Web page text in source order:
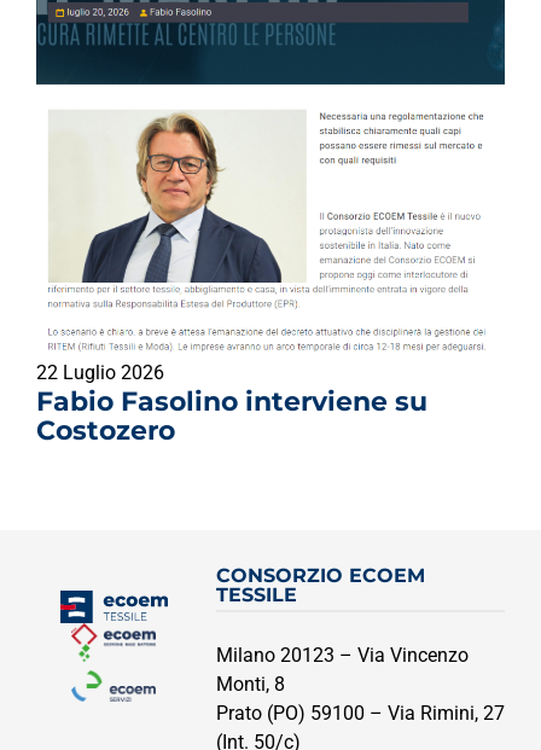
22 Luglio 2026
Fabio Fasolino interviene su
Costozero
CONSORZIO ECOEM
TESSILE
Milano 20123 – Via Vincenzo
Monti, 8
Prato (PO) 59100 – Via Rimini, 27
(Int. 50/c)